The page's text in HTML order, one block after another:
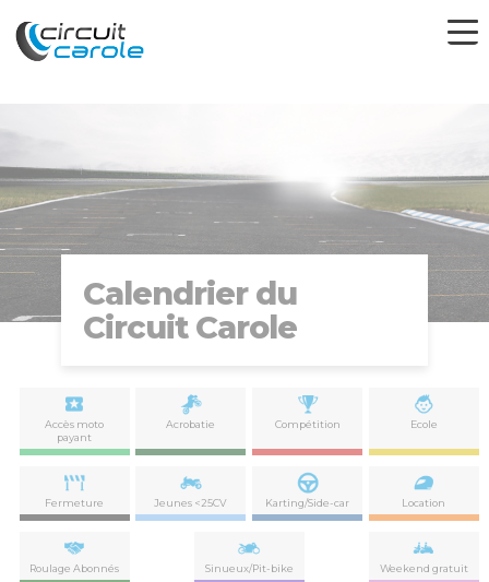
Calendrier du
Circuit Carole
Accès moto
payant
Acrobatie Compétition Ecole
Fermeture Jeunes <25CV Karting/Side-car Location
Roulage Abonnés Sinueux/Pit-bike Weekend gratuit